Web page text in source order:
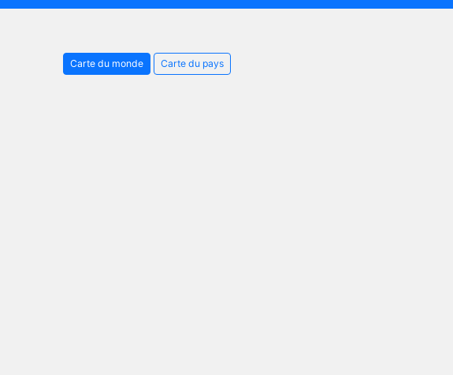
Carte du monde Carte du pays